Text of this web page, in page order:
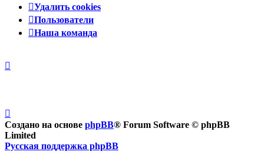
Удалить cookies
Пользователи
Наша команда
Создано на основе phpBB® Forum Software © phpBB
Limited
Русская поддержка phpBB